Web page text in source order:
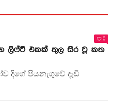
0
ලිෆ්ට් එකක් තුල සිර වූ කත
දිගේ පියනැගුවේ දැඩි